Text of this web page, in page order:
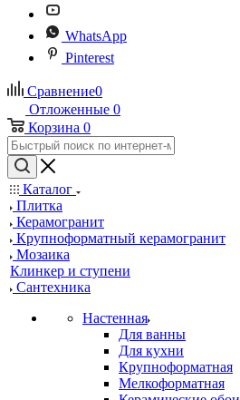
WhatsApp
Pinterest
Сравнение0
Отложенные 0
Корзина 0
Каталог
Плитка
Керамогранит
Крупноформатный керамогранит
Мозаика
Клинкер и ступени
Сантехника
Настенная
Для ванны
Для кухни
Крупноформатная
Мелкоформатная